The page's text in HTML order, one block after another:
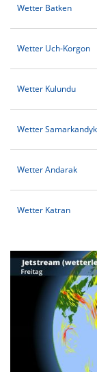
Wetter Batken
Wetter Uch-Korgon
Wetter Kulundu
Wetter Samarkandyk
Wetter Andarak
Wetter Katran